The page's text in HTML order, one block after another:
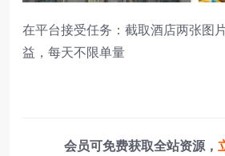
在平台接受任务：截取酒店两张图
益，每天不限单量
会员可免费获取全站资源，